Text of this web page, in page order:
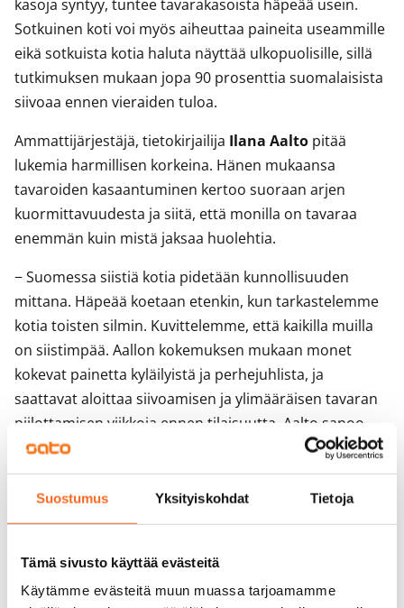
Suostumus Yksityiskohdat Tietoja
Tämä sivusto käyttää evästeitä
Käytämme evästeitä muun muassa tarjoamamme
kasoja syntyy, tuntee tavarakasoista häpeää usein.
Sotkuinen koti voi myös aiheuttaa paineita useammille
eikä sotkuista kotia haluta näyttää ulkopuolisille, sillä
tutkimuksen mukaan jopa 90 prosenttia suomalaisista
siivoaa ennen vieraiden tuloa.
Ammattijärjestäjä, tietokirjailija Ilana Aalto pitää
lukemia harmillisen korkeina. Hänen mukaansa
tavaroiden kasaantuminen kertoo suoraan arjen
kuormittavuudesta ja siitä, että monilla on tavaraa
enemmän kuin mistä jaksaa huolehtia.
− Suomessa siistiä kotia pidetään kunnollisuuden
mittana. Häpeää koetaan etenkin, kun tarkastelemme
kotia toisten silmin. Kuvittelemme, että kaikilla muilla
on siistimpää. Aallon kokemuksen mukaan monet
kokevat painetta kyläilyistä ja perhejuhlista, ja
saattavat aloittaa siivoamisen ja ylimääräisen tavaran
piilottamisen viikkoja ennen tilaisuutta, Aalto sanoo.
− Koti puunataan epärealistisen siistiksi, jotta arkinen
Suomessa vähentynyt jo 40 vuoden ajan, Aalto jatkaa.
Oma koti tuo onnea ja iloa keskeneräisyydestä
huolimatta